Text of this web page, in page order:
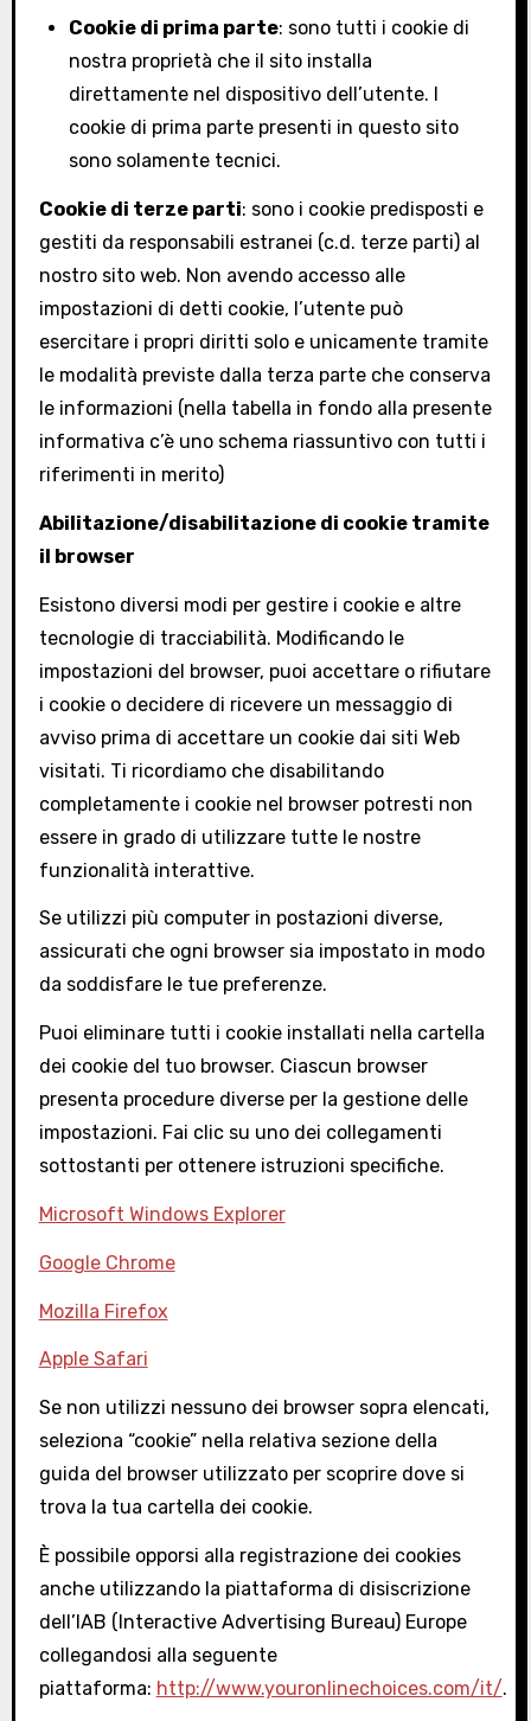
Cookie di prima parte: sono tutti i cookie di
nostra proprietà che il sito installa
direttamente nel dispositivo dell’utente. I
cookie di prima parte presenti in questo sito
sono solamente tecnici.
Cookie di terze parti: sono i cookie predisposti e
gestiti da responsabili estranei (c.d. terze parti) al
nostro sito web. Non avendo accesso alle
impostazioni di detti cookie, l’utente può
esercitare i propri diritti solo e unicamente tramite
le modalità previste dalla terza parte che conserva
le informazioni (nella tabella in fondo alla presente
informativa c’è uno schema riassuntivo con tutti i
riferimenti in merito)
Abilitazione/disabilitazione di cookie tramite
il browser
Esistono diversi modi per gestire i cookie e altre
tecnologie di tracciabilità. Modificando le
impostazioni del browser, puoi accettare o rifiutare
i cookie o decidere di ricevere un messaggio di
avviso prima di accettare un cookie dai siti Web
visitati. Ti ricordiamo che disabilitando
completamente i cookie nel browser potresti non
essere in grado di utilizzare tutte le nostre
funzionalità interattive.
Se utilizzi più computer in postazioni diverse,
assicurati che ogni browser sia impostato in modo
da soddisfare le tue preferenze.
Puoi eliminare tutti i cookie installati nella cartella
dei cookie del tuo browser. Ciascun browser
presenta procedure diverse per la gestione delle
impostazioni. Fai clic su uno dei collegamenti
sottostanti per ottenere istruzioni specifiche.
Microsoft Windows Explorer
Google Chrome
Mozilla Firefox
Apple Safari
Se non utilizzi nessuno dei browser sopra elencati,
seleziona “cookie” nella relativa sezione della
guida del browser utilizzato per scoprire dove si
trova la tua cartella dei cookie.
È possibile opporsi alla registrazione dei cookies
anche utilizzando la piattaforma di disiscrizione
dell’IAB (Interactive Advertising Bureau) Europe
collegandosi alla seguente
piattaforma: http://www.youronlinechoices.com/it/.